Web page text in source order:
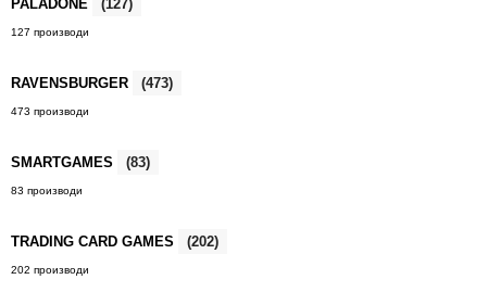
PALADONE (127)
127 производи
RAVENSBURGER (473)
473 производи
SMARTGAMES (83)
83 производи
TRADING CARD GAMES (202)
202 производи